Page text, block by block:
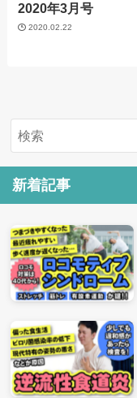
2020年3月号
2020.02.22
新着記事